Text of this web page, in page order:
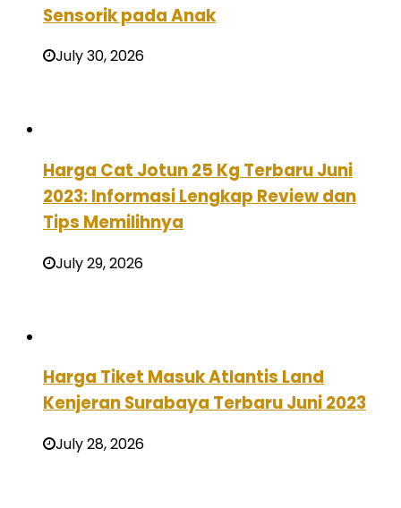
Sensorik pada Anak
July 30, 2026
Harga Cat Jotun 25 Kg Terbaru Juni
2023: Informasi Lengkap Review dan
Tips Memilihnya
July 29, 2026
Harga Tiket Masuk Atlantis Land
Kenjeran Surabaya Terbaru Juni 2023
July 28, 2026